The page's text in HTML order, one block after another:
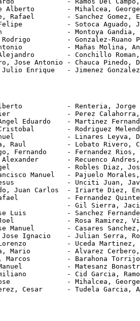
Alberto        - Mihalcea,
Rafael        - Sanchez
Felipe           - Sotoca
- Montoya
Rodrigo         - Gonzalez-
- Mañas
- Conchillo
Jose Antonio - Chauca
Alberto           - Renteria,
- Perez
Eduardo    - Martinez
- Rodriguez
- Linares
Raul          - Lobato
Fernando     - Fernandez
Alexander       - Recuenco
- Robles Diaz,
Manuel   - Pajuelo
Jesus             - Unciti Juan,
Juan Carlos  - Iriarte
- Fernandez
- Gil Sierra,
Luis          - Sanchez
Joel             - Rosa
Manuel        - Casares
Jose Ignacio    - Julian
Lorenzo          - Uceda
Mario         - Alvarez
Marcos         - Barahona
Manuel           - Matesanz
Emiliano          - Cid Garcia,
Jose              - Mihalcea,